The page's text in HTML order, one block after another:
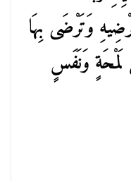
وَتَرْضَى بِهَا
لَمْحَةٍ وَنَفَسٍ